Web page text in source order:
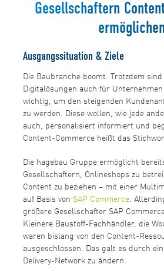
Gesellschaftern
ermöglichen
Ausgangssituation & Ziele
Die Baubranche boomt. Trotzdem sind
Digitalösungen auch für
wichtig, um den steigenden
zu werden. Diese wollen, wie jede
auch, personalisiert informiert und
Content-Commerce heißt das
Die hagebau Gruppe ermöglicht
Gesellschaftern, Onlineshops zu
Content zu beziehen – mit einer
auf Basis von SAP Commerce.
größere Gesellschafter SAP
Kleinere Baustoff-Fachhändler, die
waren bislang von den Content-
ausgeschlossen. Das galt es durch
Delivery-Network zu ändern.